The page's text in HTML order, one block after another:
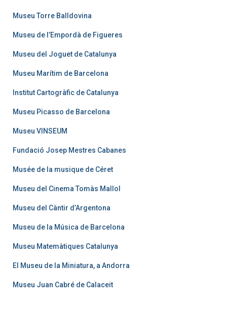
Museu Torre Balldovina
Museu de l’Empordà de Figueres
Museu del Joguet de Catalunya
Museu Marítim de Barcelona
Institut Cartogràfic de Catalunya
Museu Picasso de Barcelona
Museu VINSEUM
Fundació Josep Mestres Cabanes
Musée de la musique de Céret
Museu del Cinema Tomàs Mallol
Museu del Càntir d’Argentona
Museu de la Música de Barcelona
Museu Matemàtiques Catalunya
El Museu de la Miniatura, a Andorra
Museu Juan Cabré de Calaceit